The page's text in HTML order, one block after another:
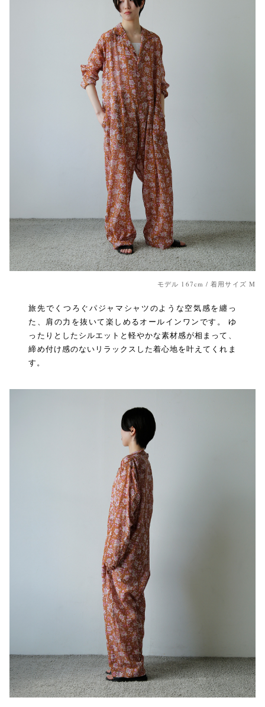
モデル 167cm / 着用サイズ M
旅先でくつろぐパジャマシャツのような空気感を纏っ
た、肩の力を抜いて楽しめるオールインワンです。 ゆ
ったりとしたシルエットと軽やかな素材感が相まって、
締め付け感のないリラックスした着心地を叶えてくれま
す。